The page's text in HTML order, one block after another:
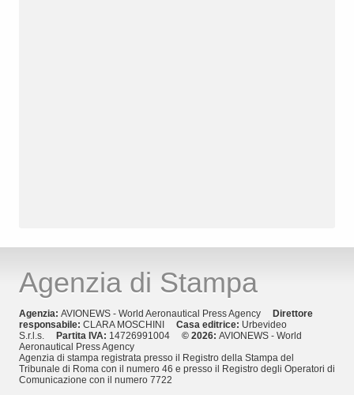
Agenzia di Stampa
Agenzia: AVIONEWS - World Aeronautical Press Agency
Direttore
responsabile: CLARA MOSCHINI Casa editrice: Urbevideo
S.r.l.s.
Partita IVA: 14726991004 © 2026: AVIONEWS - World
Aeronautical Press Agency
Agenzia di stampa registrata presso il Registro della Stampa del
Tribunale di Roma con il numero 46 e presso il Registro degli Operatori di
Comunicazione con il numero 7722